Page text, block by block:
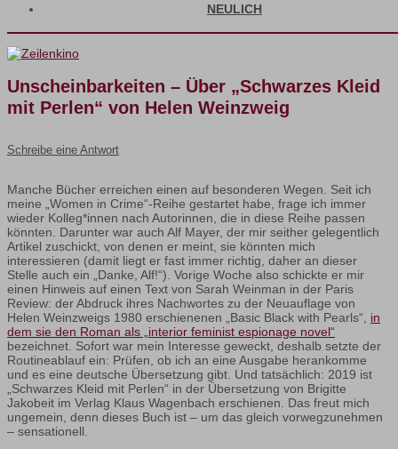
NEULICH
Unscheinbarkeiten – Über „Schwarzes Kleid
mit Perlen“ von Helen Weinzweig
Schreibe eine Antwort
Manche Bücher erreichen einen auf besonderen Wegen. Seit ich
meine „Women in Crime“-Reihe gestartet habe, frage ich immer
wieder Kolleg*innen nach Autorinnen, die in diese Reihe passen
könnten. Darunter war auch Alf Mayer, der mir seither gelegentlich
Artikel zuschickt, von denen er meint, sie könnten mich
interessieren (damit liegt er fast immer richtig, daher an dieser
Stelle auch ein „Danke, Alf!“). Vorige Woche also schickte er mir
einen Hinweis auf einen Text von Sarah Weinman in der Paris
Review: der Abdruck ihres Nachwortes zu der Neuauflage von
Helen Weinzweigs 1980 erschienenen „Basic Black with Pearls“, in
dem sie den Roman als „interior feminist espionage novel“
bezeichnet. Sofort war mein Interesse geweckt, deshalb setzte der
Routineablauf ein: Prüfen, ob ich an eine Ausgabe herankomme
und es eine deutsche Übersetzung gibt. Und tatsächlich: 2019 ist
„Schwarzes Kleid mit Perlen“ in der Übersetzung von Brigitte
Jakobeit im Verlag Klaus Wagenbach erschienen. Das freut mich
ungemein, denn dieses Buch ist – um das gleich vorwegzunehmen
– sensationell.